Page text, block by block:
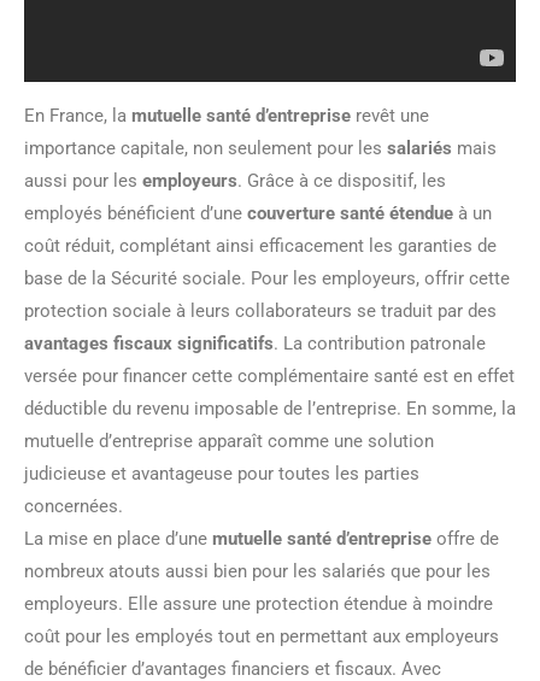
En France, la mutuelle santé d’entreprise revêt une
importance capitale, non seulement pour les salariés mais
aussi pour les employeurs. Grâce à ce dispositif, les
employés bénéficient d’une couverture santé étendue à un
coût réduit, complétant ainsi efficacement les garanties de
base de la Sécurité sociale. Pour les employeurs, offrir cette
protection sociale à leurs collaborateurs se traduit par des
avantages fiscaux significatifs. La contribution patronale
versée pour financer cette complémentaire santé est en effet
déductible du revenu imposable de l’entreprise. En somme, la
mutuelle d’entreprise apparaît comme une solution
judicieuse et avantageuse pour toutes les parties
concernées.
La mise en place d’une mutuelle santé d’entreprise offre de
nombreux atouts aussi bien pour les salariés que pour les
employeurs. Elle assure une protection étendue à moindre
coût pour les employés tout en permettant aux employeurs
de bénéficier d’avantages financiers et fiscaux. Avec